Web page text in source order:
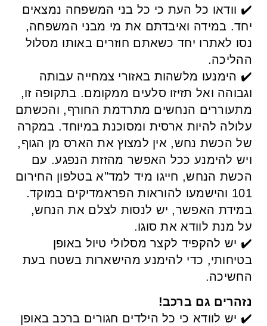
✔️ וודאו כל העת כי כל בני המשפחה נמצאים
יחד. במידה ואיבדתם את מי מבני המשפחה,
נסו לאתרו יחד כשאתם חוזרים באותו מסלול
ההליכה.
✔️ הימנעו מלשהות באזורי צמחייה עבותה
וגבוהה ואל תזיזו סלעים ממקומם. בתקופה זו,
מתעוררים הנחשים מתרדמת החורף, והכשתם
עלולה להיות ארסית ומסוכנת במיוחד. במקרה
של הכשת נחש, אין למצוץ את הארס מן הגוף,
ויש להימנע ככל האפשר מהזזת הנפגע. עם
הכשת הנחש, חייגו מיד למד"א בטלפון החירום
101 והישמעו להוראות הפראמדיקים במוקד.
במידת האפשר, יש לנסות לצלם את הנחש,
על מנת לוודא את סוגו.
✔️ יש להקפיד לקצר מסלולי טיול באופן
בטיחותי, כדי להימנע מהישארות בשטח בעת
החשיכה.
נזהרים גם ברכב!
✔️ יש לוודא כי כל הילדים חגורים ברכב באופן